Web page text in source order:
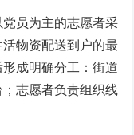
员为主的志愿者采
物资配送到户的最
成明确分工：街道
志愿者负责组织线